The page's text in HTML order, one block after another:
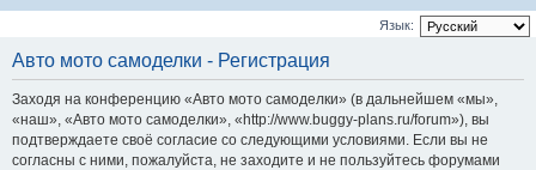
о
Язык:
Авто мото самоделки - Регистрация
Заходя на конференцию «Авто мото самоделки» (в дальнейшем «мы»,
«наш», «Авто мото самоделки», «http://www.buggy-plans.ru/forum»), вы
подтверждаете своё согласие со следующими условиями. Если вы не
согласны с ними, пожалуйста, не заходите и не пользуйтесь форумами